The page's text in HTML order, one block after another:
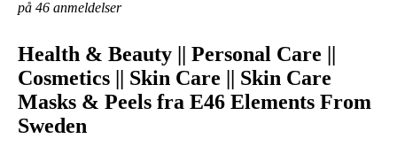
på 46 anmeldelser
Health & Beauty || Personal Care ||
Cosmetics || Skin Care || Skin Care
Masks & Peels fra E46 Elements From
Sweden